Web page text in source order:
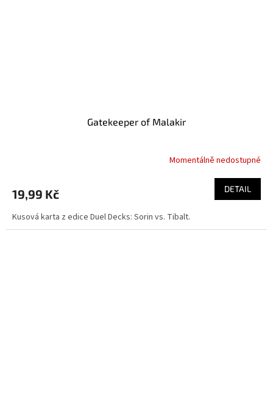
Gatekeeper of Malakir
Momentálně nedostupné
19,99 Kč DETAIL
Kusová karta z edice Duel Decks: Sorin vs. Tibalt.